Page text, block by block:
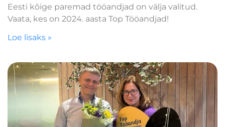
Eesti kõige paremad tööandjad on välja valitud.
Vaata, kes on 2024. aasta Top Tööandjad!
Loe lisaks »